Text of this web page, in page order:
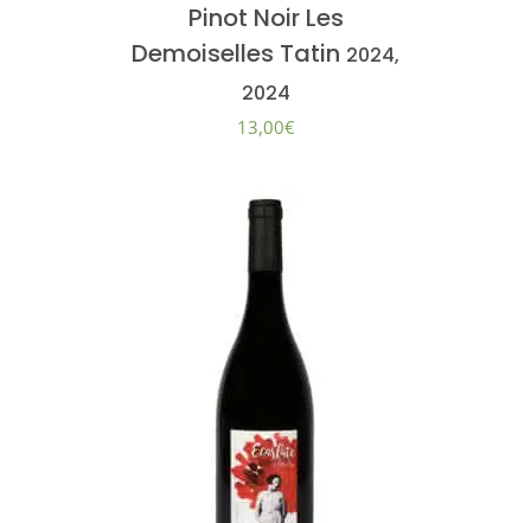
Pinot Noir Les
Demoiselles Tatin 2024,
2024
13,00€